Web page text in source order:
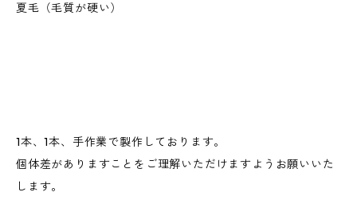
夏毛（毛質が硬い）
1本、1本、手作業で製作しております。
個体差がありますことをご理解いただけますようお願いいた
します。